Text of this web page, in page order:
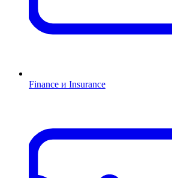
Finance и Insurance